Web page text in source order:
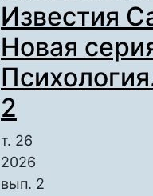
Известия
Новая
2
т. 26
2026
вып. 2